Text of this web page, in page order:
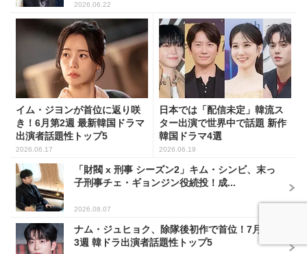
2026.06.22
イム・ジヨンが首位に返り咲
き！6月第2週 最新韓国ドラマ
出演者話題性トップ5
2026.06.17
日本では「配信未定」韓流ス
ター出演で世界中で話題 新作
韓国ドラマ4選
2026.06.19
「財閥 x 刑事 シーズン2」キム・シンビ、末っ
子刑事チェ・ギョンジン役続投！成...
2026.08.07
ナム・ジュヒョク、除隊後初作で首位！7月第
3週 韓ドラ出演者話題性トップ5